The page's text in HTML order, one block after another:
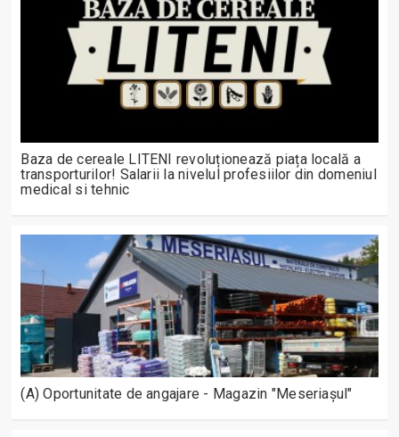
Baza de cereale LITENI revoluționează piața locală a
transporturilor! Salarii la nivelul profesiilor din domeniul
medical si tehnic
(A) Oportunitate de angajare - Magazin "Meseriașul"